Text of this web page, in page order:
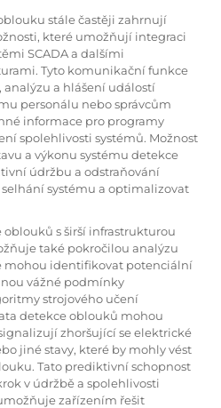
stále častěji zahrnují
které umožňují integraci
SCADA a dalšími
Tyto komunikační funkce
a hlášení událostí
personálu nebo správcům
informace pro programy
spolehlivosti systémů. Možnost
a výkonu systému detekce
údržbu a odstraňování
systému a optimalizovat
s širší infrastrukturou
také pokročilou analýzu
mohou identifikovat potenciální
vážné podmínky
strojového učení
detekce oblouků mohou
zhoršující se elektrické
jiné stavy, které by mohly vést
Tato prediktivní schopnost
v údržbě a spolehlivosti
zařízením řešit